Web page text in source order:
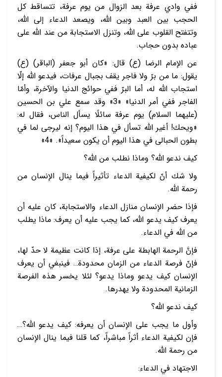
ففي وادي عرفة بعد الزوال من يوم عرفة، تتساقط كل
الحجب بين العبد وبين الله، ويصعد الدعاء إلى الله،
وتتفتح القلوب على الله، وتنزل الاستجابة من عند الله على
عباده بدون حجاب.
عن الإمام الرضا (ع) قال: «كان أبو جعفر (الباقر) (ع)
يقول: ما من برّ ولا فاجر يقف بجبال عرفات، فيدعو الله إلّا
استجاب الله له، أما البرّ ففي حوائج الدنيا والآخرة، وأمّا
الفاجر ففي أمر الدنيا» «3» وقد سمع علي بن الحسين
(عليهما السلام) يوم عرفة سائلًا يسأل الناس، فقال له:
«ويحك! أغير الله تسأل في هذا اليوم؟ إنه ليرجى لما في
بطون الحبالى في هذا اليوم أن يكون سعيداً». «4»
كيف ندعو الله؟ وماذا نطلب من الله؟
ولا شك أنّ لكيفية الدعاء تأثيراً فيما ينال الإنسان من
رحمة الله.
فإذا حضر الإنسان منازل الدعاء والاستجابة، كان عليه أن
يعرف كيف يدعو الله، كما يجب عليه أن يعرف: ماذا يطلب
من الله في الدعاء.
فإنَّ الرحمة الهابطة على عرفة، إذا كانت عظيمة لا حدّ لها،
فإنّ فرصة الدعاء من الزمان محدودة… فينبغي أن يعرف
الإنسان كيف يدعو وماذا يدعو؟ لئلا يخسر هذه الفرصة
الزمانية المحدودة ولا يهدرها.
كيف ندعو الله؟
وأول ما يجب على الإنسان أن يعرفه: كيف يدعو الله؟…
فإن لكيفية الدعاء أثراً مباشراً، كما قلنا فيما ينال الإنسان
من رحمة الله.
الاجتهاد في الدعاء: